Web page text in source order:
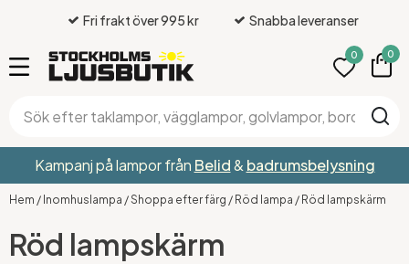
Fri frakt över 995 kr Snabba leveranser
0 0
Kampanj på lampor från Belid& badrumsbelysning
Hem / Inomhuslampa /Shoppa efter färg / Röd lampa / Röd lampskärm
Röd lampskärm